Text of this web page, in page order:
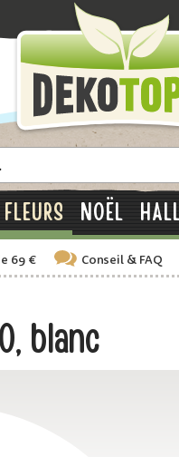
NOËL
69 € Conseil& FAQ
blanc